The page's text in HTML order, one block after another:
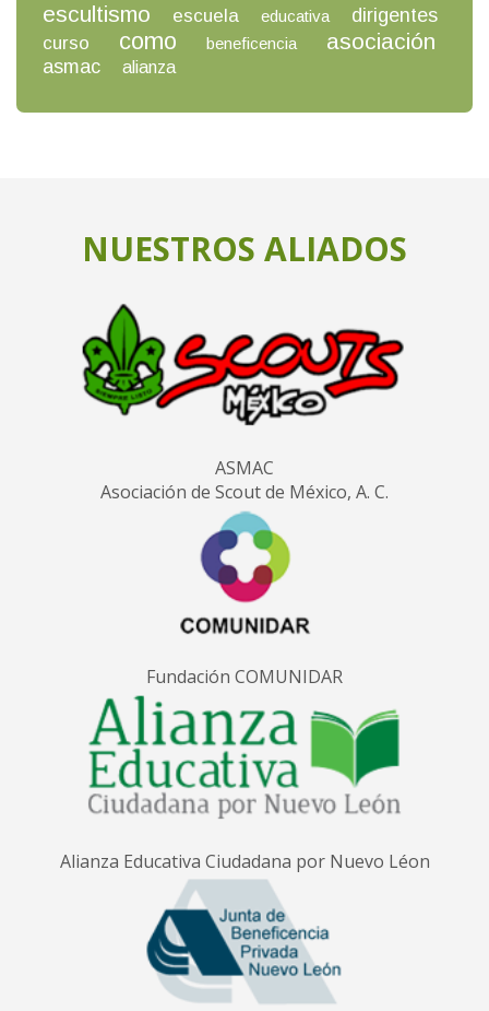
escultismo escuela educativa dirigentes
curso como beneficencia asociación
asmac alianza
NUESTROS ALIADOS
ASMAC
Asociación de Scout de México, A. C.
Fundación COMUNIDAR
Alianza Educativa Ciudadana por Nuevo Léon